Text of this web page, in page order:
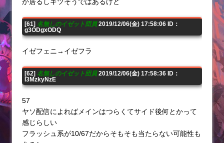
[61] 名無しのイゼット団員2019/12/06(金) 17:58:06 ID：
g3ODgxODQ
イゼフェニ→イゼフラ
[62] 名無しのイゼット団員2019/12/06(金) 17:58:36 ID：
I3MzkyNzE
57
ヤソ配信によればメインはつらくてサイド後何とかって
感じらしい
フラッシュ系が10/67だからそもそも当たらない可能性も